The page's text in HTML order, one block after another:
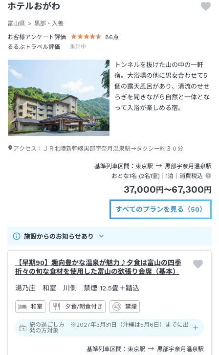
ホテルおがわ
富山県
黒部・入善
お客様アンケート評価
86 点
るるぶトラベル評価
集計中
トンネルを抜けた山の中の一軒
宿。大浴場の他に男女合わせて5
個の露天風呂があり、清流のせせ
らぎを聞きながら自然と一体とな
って入浴が楽しめる宿。
アクセス： ＪＲ北陸新幹線黒部宇奈月温泉駅→タクシー約３０分
基準列車区間 東京駅 黒部宇奈月温泉駅
おとな1名 (2名1室)｜1泊 ｜消費税込
37,000 円 〜67,300 円
すべてのプランを見る（50）
施設からのお知らせあり
【早期90】趣向豊かな温泉が魅力♪夕食は富山の四季
折々の旬な食材を使用した富山の欲張り会席（基本）
湯乃庄 和室 川側 禁煙 12.5畳＋踏込
和室 夕食/朝食付き 禁煙
旅の過ごし方 ※2027年3月31日（沖縄は5月6日）までに出
発の方対象
基準列車区間 東京駅 黒部宇奈月温泉駅